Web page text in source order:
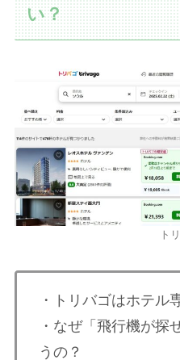
い？
ト
・トリバゴはホテル
・なぜ「飛行機が探
うの？